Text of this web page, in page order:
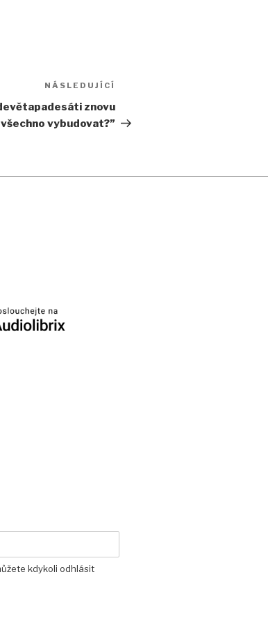
příspěvek
NÁSLEDUJÍCÍ
znovu
všechno vybudovat?”
kdykoli odhlásit